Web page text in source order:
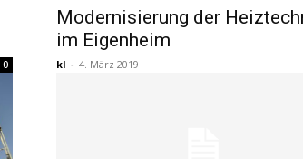
0
Modernisierung der
im Eigenheim
kl - 4. März 2019